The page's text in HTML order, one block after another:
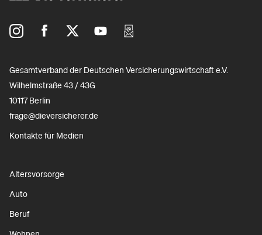
Gesamtverband der Deutschen Versicherungswirtschaft e.V.
Wilhelmstraße 43 / 43G
10117 Berlin
frage@dieversicherer.de
Kontakte für Medien
Altersvorsorge
Auto
Beruf